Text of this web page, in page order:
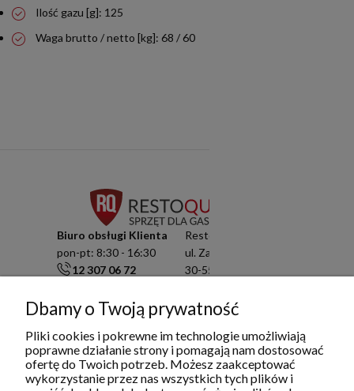
Ilość gazu [g]: 125
Waga brutto / netto [kg]: 68 / 60
Biuro obsługi Klienta
pon-pt: 8:30 - 16:30
12 307 06 72
info@restoquality.pl
Serwis
pon-pt: 8:30 - 16:30
577 609 633
Resto Quality Sp. z o.o.
ul. Zamknięta 10/1.5
30-554 Kraków
KRS: 0000511822
Dbamy o Twoją prywatność
Pliki cookies i pokrewne im technologie umożliwiają
poprawne działanie strony i pomagają nam dostosować
ofertę do Twoich potrzeb. Możesz zaakceptować
wykorzystanie przez nas wszystkich tych plików i